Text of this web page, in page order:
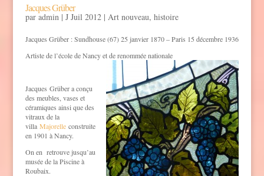
Jacques Grüber
paradmin| J Juil 2012| Art nouveau, histoire
Jacques Grüber : Sundhouse (67) 25 janvier 1870 – Paris 15 décembre 1936
Artiste de l’école de Nancy et de renommée nationale
Jacques Grüber a conçu
des meubles, vases et
céramiques ainsi que des
vitraux de la
villa Majorelleconstruite
en 1901 à Nancy.
On en retrouve jusqu’au
musée de la Piscine à
Roubaix.